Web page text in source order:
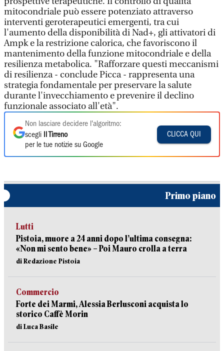
mitocondriale può essere potenziato attraverso
interventi geroterapeutici emergenti, tra cui
l'aumento della disponibilità di Nad+, gli attivatori di
Ampk e la restrizione calorica, che favoriscono il
mantenimento della funzione mitocondriale e della
resilienza metabolica. "Rafforzare questi meccanismi
di resilienza - conclude Picca - rappresenta una
strategia fondamentale per preservare la salute
durante l'invecchiamento e prevenire il declino
funzionale associato all'età".
Non lasciare decidere l'algoritmo:
scegli
Il Tirreno
per le tue notizie su Google
CLICCA QUI
Primo piano
Lutti
Pistoia, muore a 24 anni dopo l’ultima consegna:
«Non mi sento bene» – Poi Mauro crolla a terra
di Redazione Pistoia
Commercio
Forte dei Marmi, Alessia Berlusconi acquista lo
storico Caffè Morin
di Luca Basile